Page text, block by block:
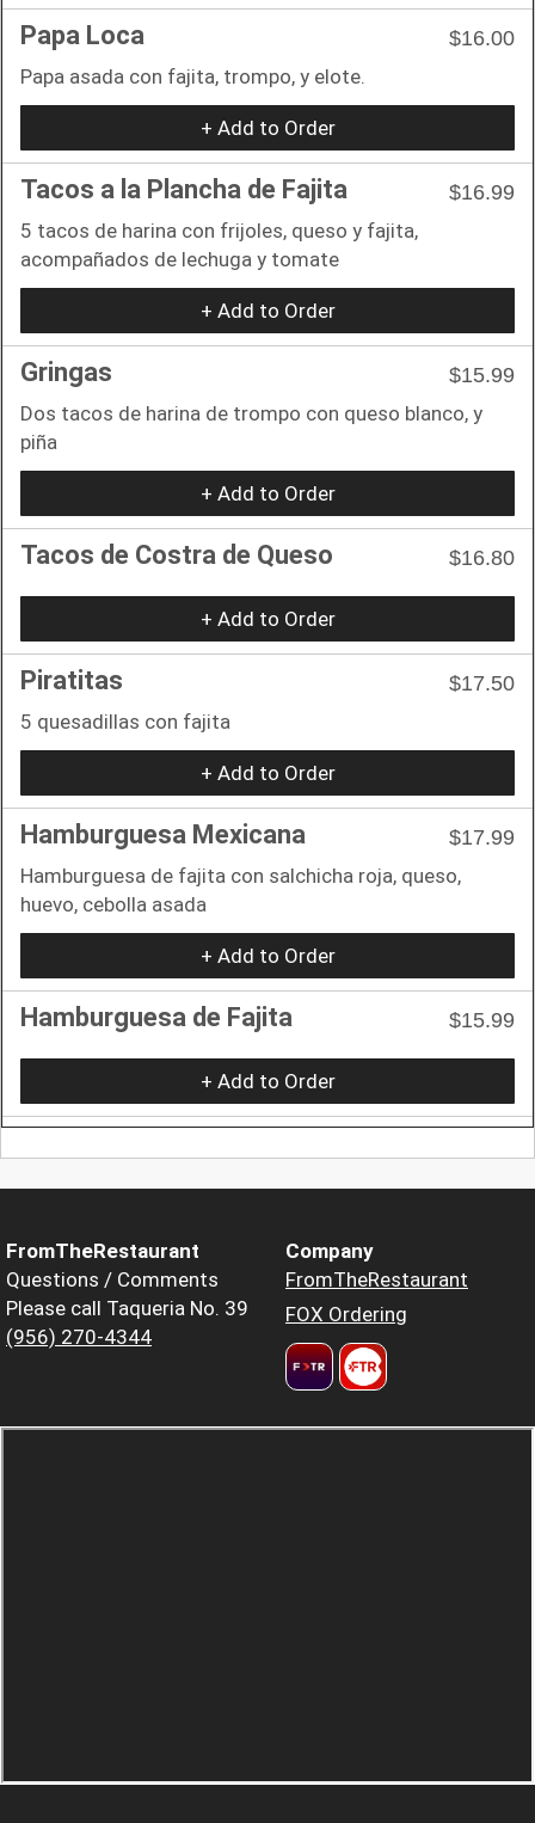
Papa Loca
$16.00
Papa asada con fajita, trompo, y elote.
+ Add to Order
Tacos a la Plancha de Fajita
$16.99
5 tacos de harina con frijoles, queso y fajita,
acompañados de lechuga y tomate
+ Add to Order
Gringas
$15.99
Dos tacos de harina de trompo con queso blanco, y
piña
+ Add to Order
Tacos de Costra de Queso $16.80
+ Add to Order
Piratitas
$17.50
5 quesadillas con fajita
+ Add to Order
Hamburguesa Mexicana
$17.99
Hamburguesa de fajita con salchicha roja, queso,
huevo, cebolla asada
+ Add to Order
Hamburguesa de Fajita $15.99
+ Add to Order
FromTheRestaurant
Questions / Comments
Please call Taqueria No. 39
(956) 270-4344
Company
FromTheRestaurant
FOX Ordering